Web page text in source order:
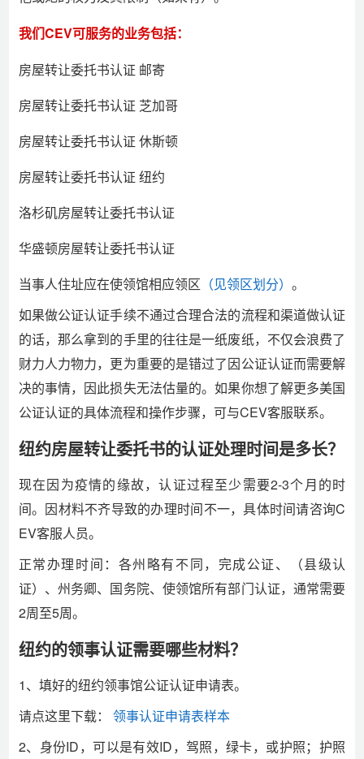
我们CEV可服务的业务包括：
房屋转让委托书认证 邮寄
房屋转让委托书认证 芝加哥
房屋转让委托书认证 休斯顿
房屋转让委托书认证 纽约
洛杉矶房屋转让委托书认证
华盛顿房屋转让委托书认证
当事人住址应在使领馆相应领区 （见领区划分） 。
如果做公证认证手续不通过合理合法的流程和渠道做认证
的话，那么拿到的手里的往往是一纸废纸，不仅会浪费了
财力人力物力，更为重要的是错过了因公证认证而需要解
决的事情，因此损失无法估量的。如果你想了解更多美国
公证认证的具体流程和操作步骤，可与CEV客服联系。
纽约房屋转让委托书的认证处理时间是多长？
现在因为疫情的缘故，认证过程至少需要2-3个月的时
间。因材料不齐导致的办理时间不一，具体时间请咨询C
EV客服人员。
正常办理时间：各州略有不同，完成公证、（县级认
证）、州务卿、国务院、使领馆所有部门认证，通常需要
2周至5周。
纽约的领事认证需要哪些材料？
1、填好的纽约领事馆公证认证申请表。
请点这里下载： 领事认证申请表样本
2、身份ID，可以是有效ID，驾照，绿卡，或护照；护照